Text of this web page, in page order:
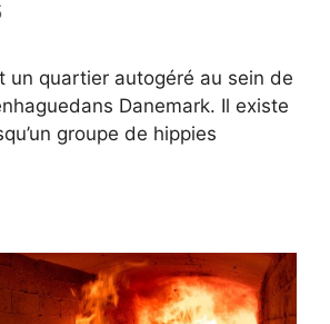
un quartier autogéré au sein de
Danemark. Il existe
groupe de hippies